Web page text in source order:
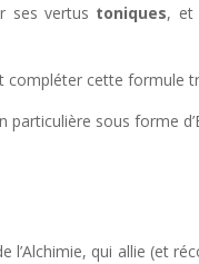
ses vertus toniques, et
compléter cette formule
sous forme
l’Alchimie, qui allie (et